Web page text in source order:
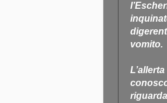
vomito.